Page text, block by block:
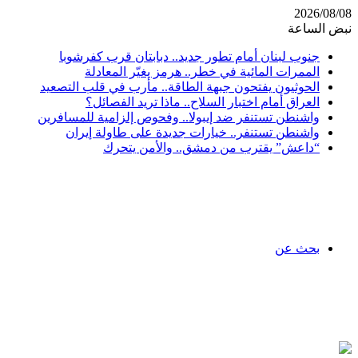
2026/08/08
نبض الساعة
جنوب لبنان أمام تطور جديد.. دبابتان قرب كفرشوبا
الممرات المائية في خطر.. هرمز يغيّر المعادلة
الحوثيون يفتحون جبهة الطاقة.. مأرب في قلب التصعيد
العراق أمام اختبار السلاح.. ماذا تريد الفصائل؟
واشنطن تستنفر ضد إيبولا.. وفحوص إلزامية للمسافرين
واشنطن تستنفر.. خيارات جديدة على طاولة إيران
“داعش” يقترب من دمشق.. والأمن يتحرك
بحث عن